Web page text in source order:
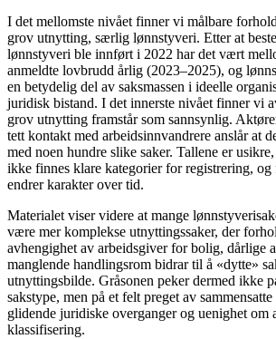
I det mellomste nivået finner vi målbare
grov utnytting, særlig lønnstyveri. Etter at
lønnstyveri ble innført i 2022 har det vært
anmeldte lovbrudd årlig (2023–2025), og
en betydelig del av saksmassen i ideelle
juridisk bistand. I det innerste nivået finner vi
grov utnytting framstår som sannsynlig.
tett kontakt med arbeidsinnvandrere anslår at
med noen hundre slike saker. Tallene er
ikke finnes klare kategorier for registrering, og
endrer karakter over tid.
Materialet viser videre at mange
være mer komplekse utnyttingssaker, der
avhengighet av arbeidsgiver for bolig, dårlige
manglende handlingsrom bidrar til å «dytte»
utnyttingsbilde. Gråsonen peker dermed ikke
sakstype, men på et felt preget av
glidende juridiske overganger og uenighet om
klassifisering.